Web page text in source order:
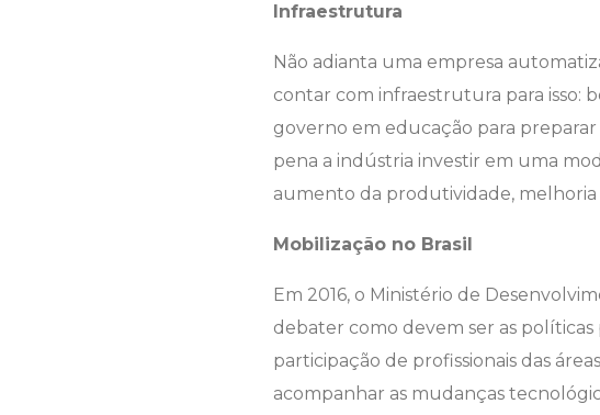
Infraestrutura
Não adianta uma empresa
contar com infraestrutura para isso:
governo em educação para preparar
pena a indústria investir em uma
aumento da produtividade,
Mobilização no Brasil
Em 2016, o Ministério de
debater como devem ser as
participação de profissionais das
acompanhar as mudanças